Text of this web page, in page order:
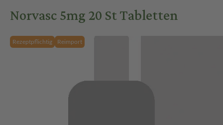
Norvasc 5mg 20 St Tabletten
Rezeptpflichtig Reimport